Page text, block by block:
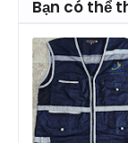
Bạn có thể